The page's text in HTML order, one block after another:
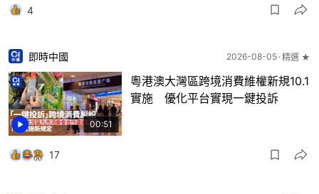
4
00:51
即時中國 2026-08-05 精選 ★
粵港澳大灣區跨境消費維權新規10.1
實施 優化平台實現一鍵投訴
17